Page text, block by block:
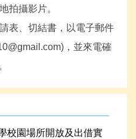
拍攝影片。
表、切結書，以電子郵件
，並來電確
校園場所開放及出借實